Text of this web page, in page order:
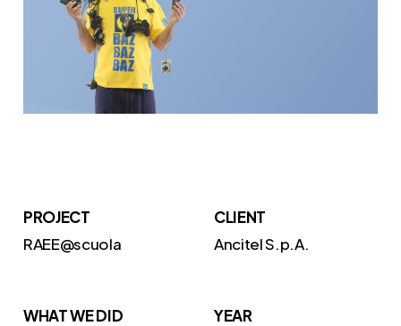
PROJECT
RAEE@scuola
CLIENT
Ancitel S.p.A.
WHAT WE DID
YEAR